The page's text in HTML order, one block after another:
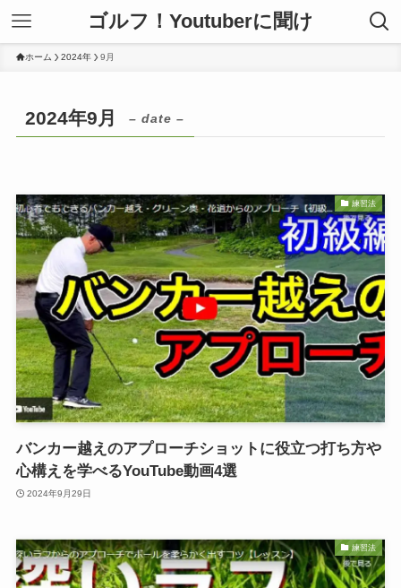
ゴルフ！Youtuberに聞け
ホーム 2024年 9月
2024年9月 – date –
練習法
バンカー越えのアプローチショットに役立つ打ち方や
心構えを学べるYouTube動画4選
2024年9月29日
練習法